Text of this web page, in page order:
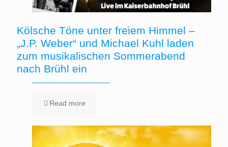
Kölsche Töne unter freiem Himmel –
„J.P. Weber“ und Michael Kuhl laden
zum musikalischen Sommerabend
nach Brühl ein
Read more